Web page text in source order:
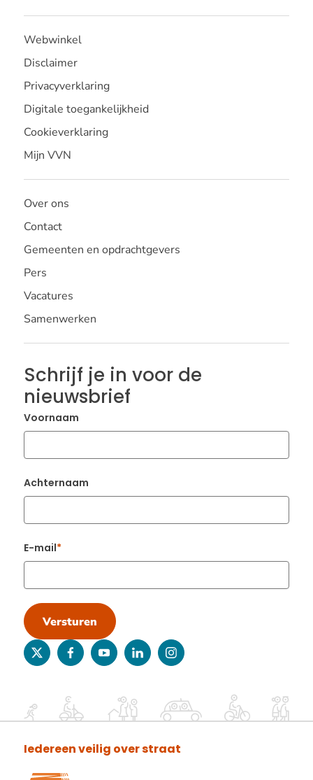
Webwinkel
Disclaimer
Privacyverklaring
Digitale toegankelijkheid
Cookieverklaring
Mijn VVN
Over ons
Contact
Gemeenten en opdrachtgevers
Pers
Vacatures
Samenwerken
Schrijf je in voor de
nieuwsbrief
Voornaam
Achternaam
E-mail
Versturen
twitterfacebookyoutubelinkedininstagram
Iedereen veilig over straat